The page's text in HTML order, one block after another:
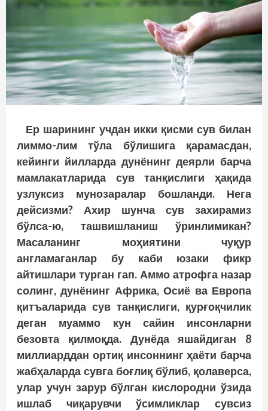
Ер шарининг учдан икки қисми сув билан
лиммо-лим тўла бўлишига қарамасдан,
кейинги йилларда дунёнинг деярли барча
мамлакатларида сув танқислиги ҳақида
узлуксиз мунозаралар бошланди. Нега
дейсизми? Ахир шунча сув захирамиз
бўлса-ю, ташвишланиш ўринлимикан?
Масаланинг моҳиятини чуқур
англамаганлар бу каби юзаки фикр
айтишлари турган гап. Аммо атрофга назар
солинг, дунёнинг Африка, Осиё ва Европа
қитъаларида сув танқислиги, қурғоқчилик
деган муаммо кун сайин инсонларни
безовта қилмоқда. Дунёда яшайдиган 8
миллиарддан ортиқ инсоннинг ҳаёти барча
жабҳаларда сувга боғлиқ бўлиб, қолаверса,
улар учун зарур бўлган кислородни ўзида
ишлаб чиқарувчи ўсимликлар сувсиз